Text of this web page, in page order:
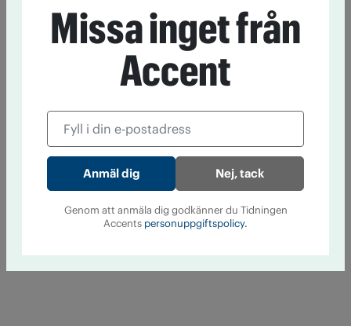
Missa inget från
Accent
Nej, tack
Genom att anmäla dig godkänner du Tidningen
Accents personuppgiftspolicy.